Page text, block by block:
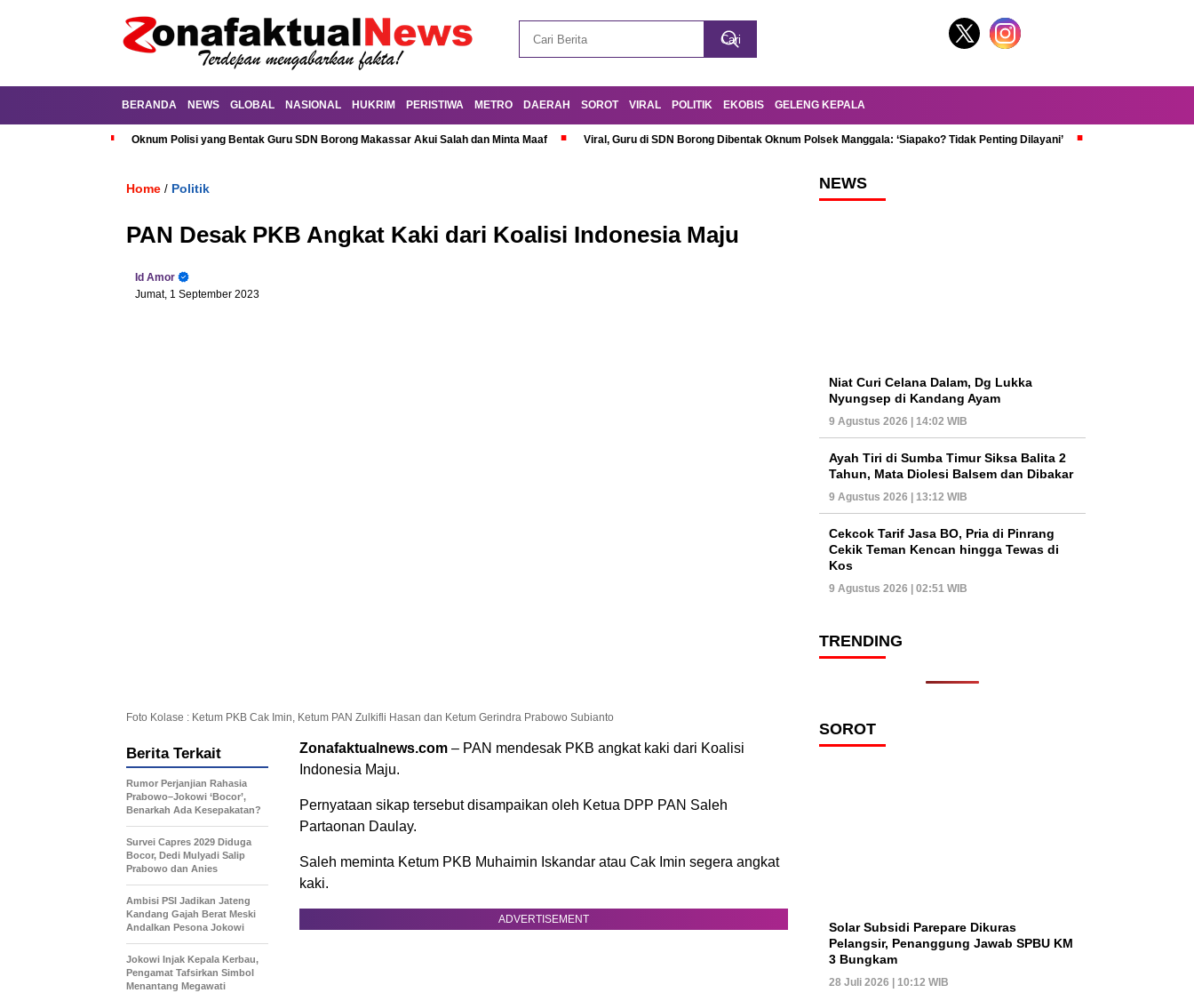
BERANDA NEWS GLOBAL NASIONAL HUKRIM PERISTIWA METRO DAERAH SOROT VIRAL POLITIK EKOBIS GELENG KEPALA
Oknum Polisi yang Bentak Guru SDN Borong Makassar Akui Salah dan Minta Maaf Viral, Guru di SDN Borong Dibentak Oknum Polsek Manggala: ‘Siapako? Tidak Penting Dilayani’
Home / Politik
PAN Desak PKB Angkat Kaki dari Koalisi Indonesia Maju
Id Amor
Jumat, 1 September 2023
Foto Kolase : Ketum PKB Cak Imin, Ketum PAN Zulkifli Hasan dan Ketum Gerindra Prabowo Subianto
Zonafaktualnews.com – PAN mendesak PKB angkat kaki dari Koalisi
Indonesia Maju.
Pernyataan sikap tersebut disampaikan oleh Ketua DPP PAN Saleh
Partaonan Daulay.
Saleh meminta Ketum PKB Muhaimin Iskandar atau Cak Imin segera angkat
kaki.
ADVERTISEMENT
Berita Terkait
Rumor Perjanjian Rahasia
Prabowo–Jokowi ‘Bocor’,
Benarkah Ada Kesepakatan?
Survei Capres 2029 Diduga
Bocor, Dedi Mulyadi Salip
Prabowo dan Anies
Ambisi PSI Jadikan Jateng
Kandang Gajah Berat Meski
Andalkan Pesona Jokowi
Jokowi Injak Kepala Kerbau,
Pengamat Tafsirkan Simbol
Menantang Megawati
NEWS
Niat Curi Celana Dalam, Dg Lukka
Nyungsep di Kandang Ayam
9 Agustus 2026 | 14:02 WIB
Ayah Tiri di Sumba Timur Siksa Balita 2
Tahun, Mata Diolesi Balsem dan Dibakar
9 Agustus 2026 | 13:12 WIB
Cekcok Tarif Jasa BO, Pria di Pinrang
Cekik Teman Kencan hingga Tewas di
Kos
9 Agustus 2026 | 02:51 WIB
TRENDING
SOROT
Solar Subsidi Parepare Dikuras
Pelangsir, Penanggung Jawab SPBU KM
3 Bungkam
28 Juli 2026 | 10:12 WIB